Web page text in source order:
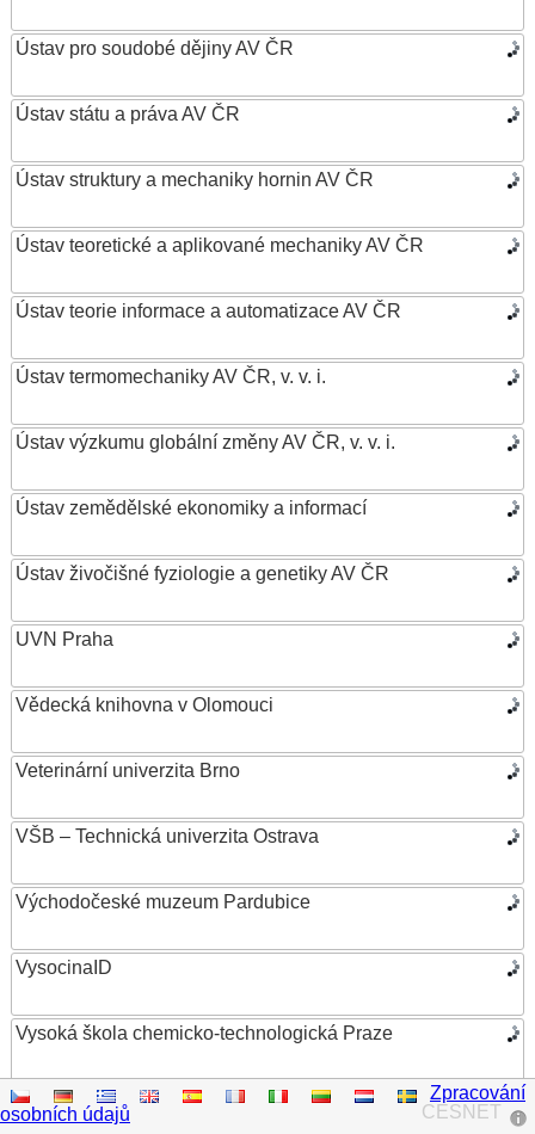
Ústav pro soudobé dějiny AV ČR
Ústav státu a práva AV ČR
Ústav struktury a mechaniky hornin AV ČR
Ústav teoretické a aplikované mechaniky AV ČR
Ústav teorie informace a automatizace AV ČR
Ústav termomechaniky AV ČR, v. v. i.
Ústav výzkumu globální změny AV ČR, v. v. i.
Ústav zemědělské ekonomiky a informací
Ústav živočišné fyziologie a genetiky AV ČR
UVN Praha
Vědecká knihovna v Olomouci
Veterinární univerzita Brno
VŠB – Technická univerzita Ostrava
Východočeské muzeum Pardubice
VysocinaID
Vysoká škola chemicko-technologická Praze
Vysoká škola ekonomická v Praze
CESNET
Zpracování
osobních údajů